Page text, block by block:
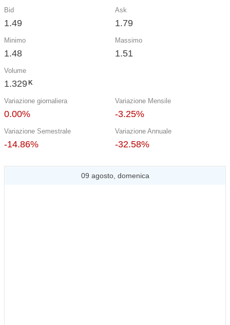
Bid
1.49
Ask
1.79
Minimo
1.48
Massimo
1.51
Volume
1.329 K
Variazione giornaliera
0.00%
Variazione Mensile
-3.25%
Variazione Semestrale
-14.86%
Variazione Annuale
-32.58%
09 agosto, domenica